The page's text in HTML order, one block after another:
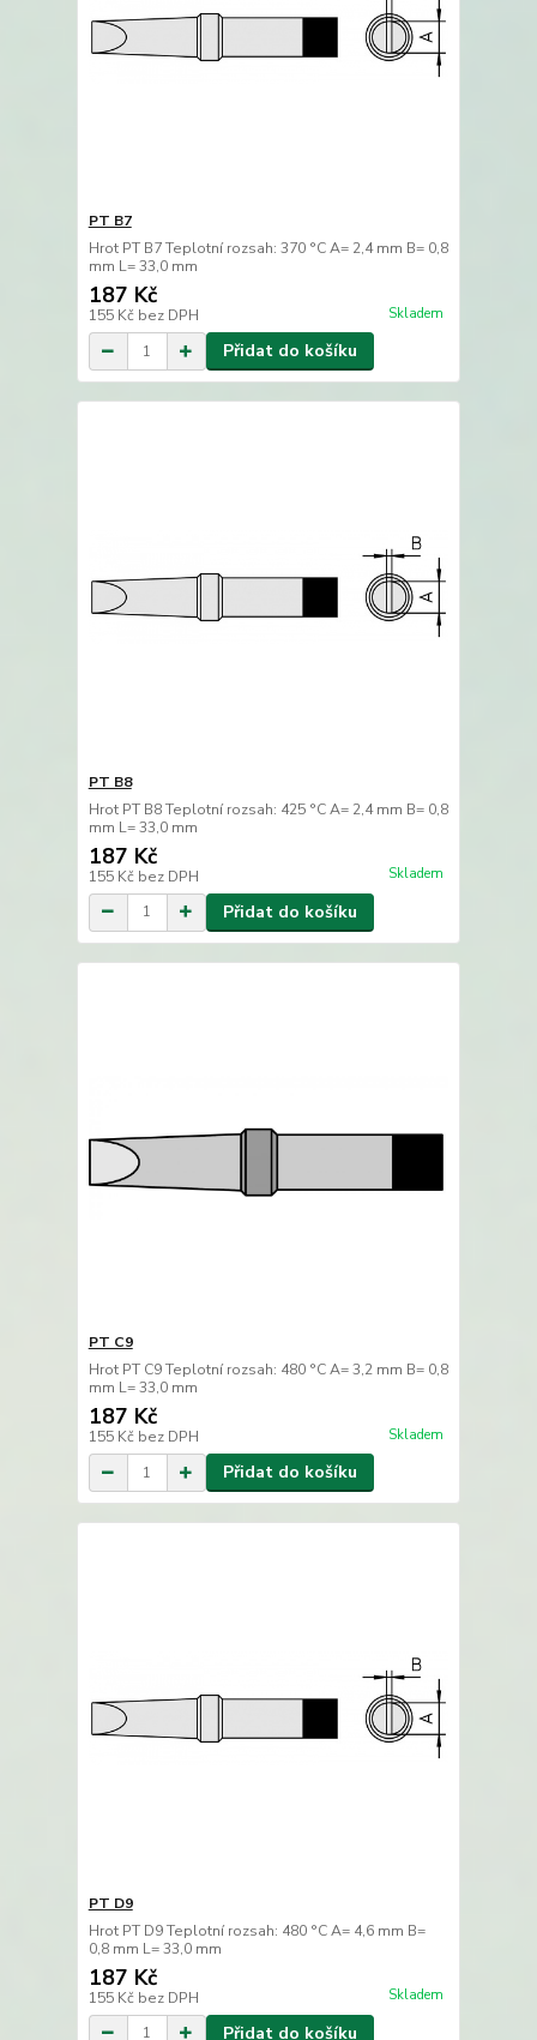
PT B7
Hrot PT B7 Teplotní rozsah: 370 °C A= 2,4 mm B= 0,8
mm L= 33,0 mm
187 Kč
155 Kč bez DPH Skladem
Přidat do košíku
PT B8
Hrot PT B8 Teplotní rozsah: 425 °C A= 2,4 mm B= 0,8
mm L= 33,0 mm
187 Kč
155 Kč bez DPH Skladem
Přidat do košíku
PT C9
Hrot PT C9 Teplotní rozsah: 480 °C A= 3,2 mm B= 0,8
mm L= 33,0 mm
187 Kč
155 Kč bez DPH Skladem
Přidat do košíku
PT D9
Hrot PT D9 Teplotní rozsah: 480 °C A= 4,6 mm B=
0,8 mm L= 33,0 mm
187 Kč
155 Kč bez DPH Skladem
Přidat do košíku